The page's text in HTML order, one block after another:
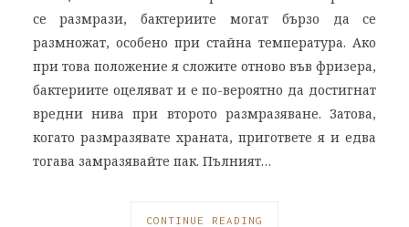
се размрази, бактериите могат бързо да се
размножат, особено при стайна температура. Ако
при това положение я сложите отново във фризера,
бактериите оцеляват и е по-вероятно да достигнат
вредни нива при второто размразяване. Затова,
когато размразявате храната, пригответе я и едва
тогава замразявайте пак. Пълният…
CONTINUE READING